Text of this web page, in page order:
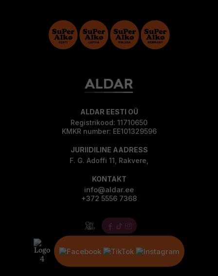
ALDAR EESTI OÜ
Registrikood: 11710650
KMKR number: EE101329596
JURIIDILINE AADRESS
F. G. Adoffi 11, Rakvere,
KONTAKT
info@aldar.ee
+372 5556 7368